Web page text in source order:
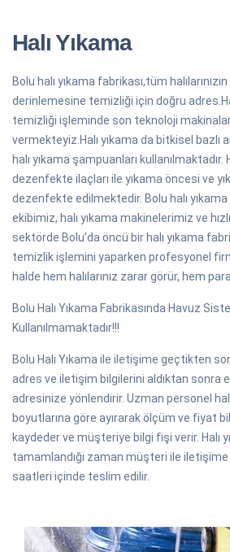
Halı Yıkama
Bolu halı yıkama fabrikası,tüm
derinlemesine temizliği için doğru
temizliği işleminde son teknoloji
vermekteyiz.Halı yıkama da bitkisel bazlı
halı yıkama şampuanları kullanılmaktadır.
dezenfekte ilaçları ile yıkama öncesi ve
dezenfekte edilmektedir. Bolu halı
ekibimiz, halı yıkama makinelerimiz ve
sektörde Bolu’da öncü bir halı yıkama
temizlik işlemini yaparken profesyonel
halde hem halılarınız zarar görür, hem
Bolu Halı Yıkama Fabrikasında Havuz
Kullanılmamaktadır!!!
Bolu Halı Yıkama ile iletişime geçtikten
adres ve iletişim bilgilerini aldıktan sonra
adresinize yönlendirir. Uzman personel
boyutlarına göre ayırarak ölçüm ve fiyat
kaydeder ve müşteriye bilgi fişi verir. Halı
tamamlandığı zaman müşteri ile
saatleri içinde teslim edilir.